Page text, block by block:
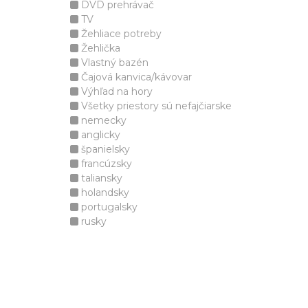
DVD prehrávač
TV
Žehliace potreby
Žehlička
Vlastný bazén
Čajová kanvica/kávovar
Výhľad na hory
Všetky priestory sú nefajčiarske
nemecky
anglicky
španielsky
francúzsky
taliansky
holandsky
portugalsky
rusky